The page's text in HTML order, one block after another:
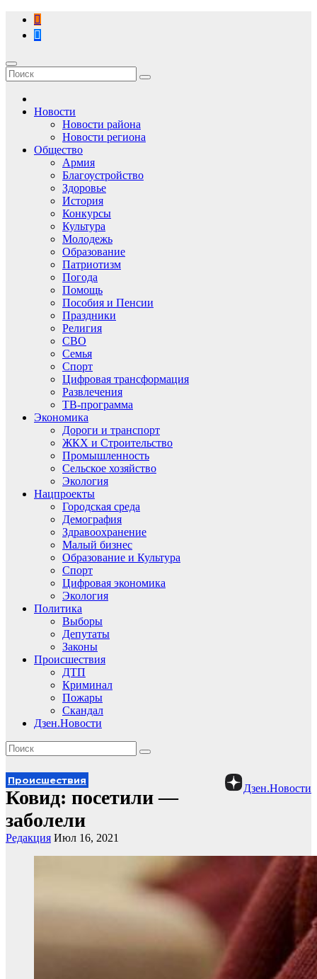
Перейти
содержимому
Новости
Новости района
Новости региона
Общество
Армия
Благоустройство
Здоровье
История
Конкурсы
Культура
Молодежь
Образование
Патриотизм
Погода
Помощь
Пособия и Пенсии
Праздники
Религия
СВО
Семья
Спорт
Цифровая трансформация
Развлечения
ТВ-программа
Экономика
Дороги и транспорт
ЖКХ и Строительство
Промышленность
Сельское хозяйство
Экология
Нацпроекты
Городская среда
Демография
Здравоохранение
Малый бизнес
Образование и Культура
Спорт
Цифровая экономика
Экология
Политика
Выборы
Депутаты
Законы
Происшествия
ДТП
Криминал
Пожары
Скандал
Дзен.Новости
Дзен.Новости
Происшествия
Ковид: посетили —
заболели
Редакция Июл 16, 2021